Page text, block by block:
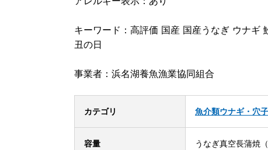
キーワード：高評価 国産 国産うなぎ ウナギ
丑の日
事業者：浜名湖養魚漁業協同組合
カテゴリ 魚介類ウナギ・穴子
容量
うなぎ真空長蒲焼